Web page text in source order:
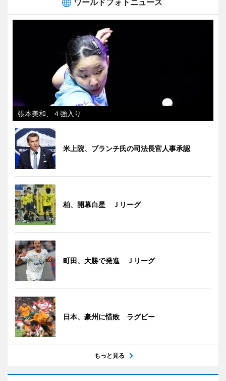
張本美和、４強入り
米上院、ブランチ氏の司法長官人事承認
柏、開幕白星 Ｊリーグ
町田、大勝で発進 Ｊリーグ
日本、豪州に惜敗 ラグビー
もっと見る